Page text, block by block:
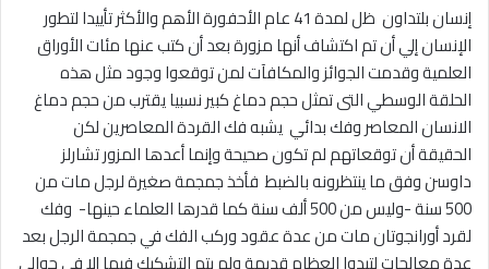
إنسان بلتداون ظل لمدة 41 عام الأحفورة الأهم والأكثر تأييدا لتطور
الإنسان إلي أن تم اكتشاف أنها مزورة بعد أن كتب عنها مئات الأوراق
العلمية وقدمت الجوائز والمكافآت لمن توقعوا وجود مثل هذه
الحلقة الوسطي التى تمثل حجم دماغ كبير نسبيا يقترب من حجم دماغ
الانسان المعاصر وفك بدائي يشبه فك القردة المعاصرين لكن
الحقيقة أن توقعاتهم لم تكون صحيحة وإنما أعدها المزور تشارلز
داوسن وفق ما ينتظرونه بالضبط فأخذ جمجمة صغيرة لرجل مات من
500 سنة -وليس من 500 ألف سنة كما قدرها العلماء حينها- وفك
لقرد أورانجوتان مات من عدة عقود وركب الفك في جمجمة الرجل بعد